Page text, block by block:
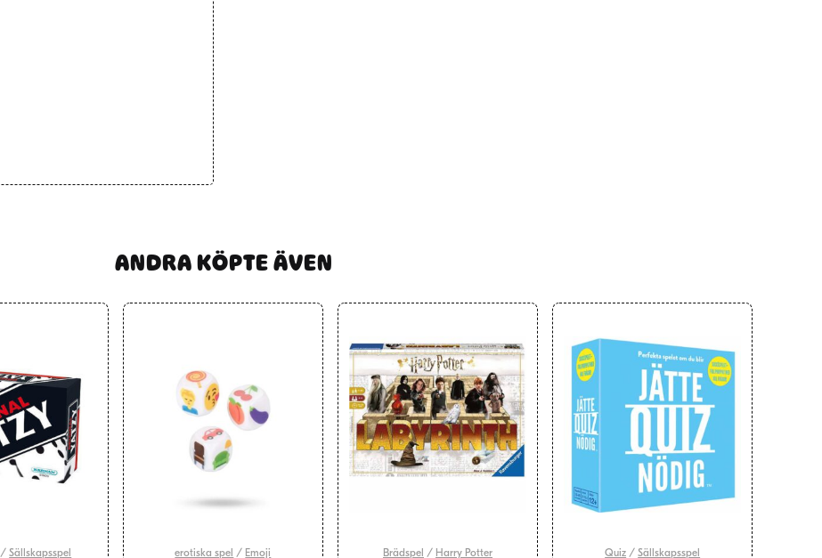
ANDRA KÖPTE ÄVEN
/Sällskapsspel erotiska spel / Emoji Brädspel / Harry Potter Quiz /Sällskapsspel